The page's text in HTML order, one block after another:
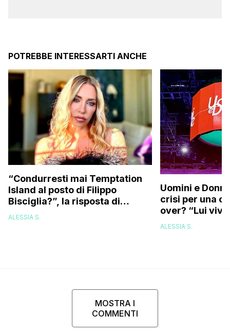
POTREBBE INTERESSARTI ANCHE
“Condurresti mai Temptation
Island al posto di Filippo
Bisciglia?”, la risposta di
Karina Cascella: “Andrei di
ALESSIA S.
Uomini e
crisi per una
over? “Lui
ALESSIA S.
MOSTRA I
COMMENTI